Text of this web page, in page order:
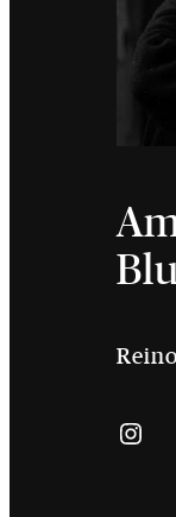
Instagram